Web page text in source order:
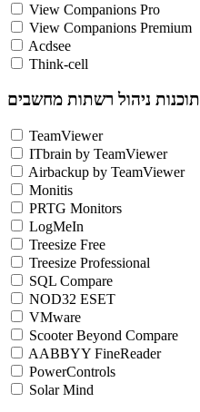
View Companions Pro
View Companions Premium
Acdsee
Think-cell
תוכנות ניהול רשתות מחשבים
TeamViewer
ITbrain by TeamViewer
Airbackup by TeamViewer
Monitis
PRTG Monitors
LogMeIn
Treesize Free
Treesize Professional
SQL Compare
NOD32 ESET
VMware
Scooter Beyond Compare
AABBYY FineReader
PowerControls
Solar Mind